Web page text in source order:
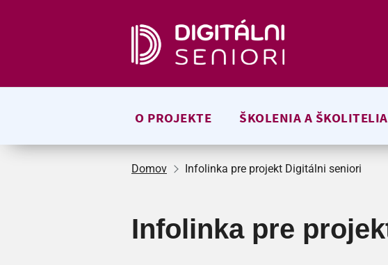
O PROJEKTE ŠKOLENIA A ŠKOLITELIA
Domov Infolinka pre projekt Digitálni seniori
Infolinka pre